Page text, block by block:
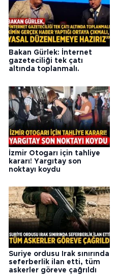
Bakan Gürlek: İnternet
gazeteciliği tek çatı
altında toplanmalı.
İzmir Otogarı için tahliye
kararı! Yargıtay son
noktayı koydu
Suriye ordusu Irak sınırında
seferberlik ilan etti, tüm
askerler göreve çağrıldı